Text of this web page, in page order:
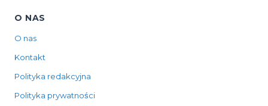
O NAS
O nas
Kontakt
Polityka redakcyjna
Polityka prywatności